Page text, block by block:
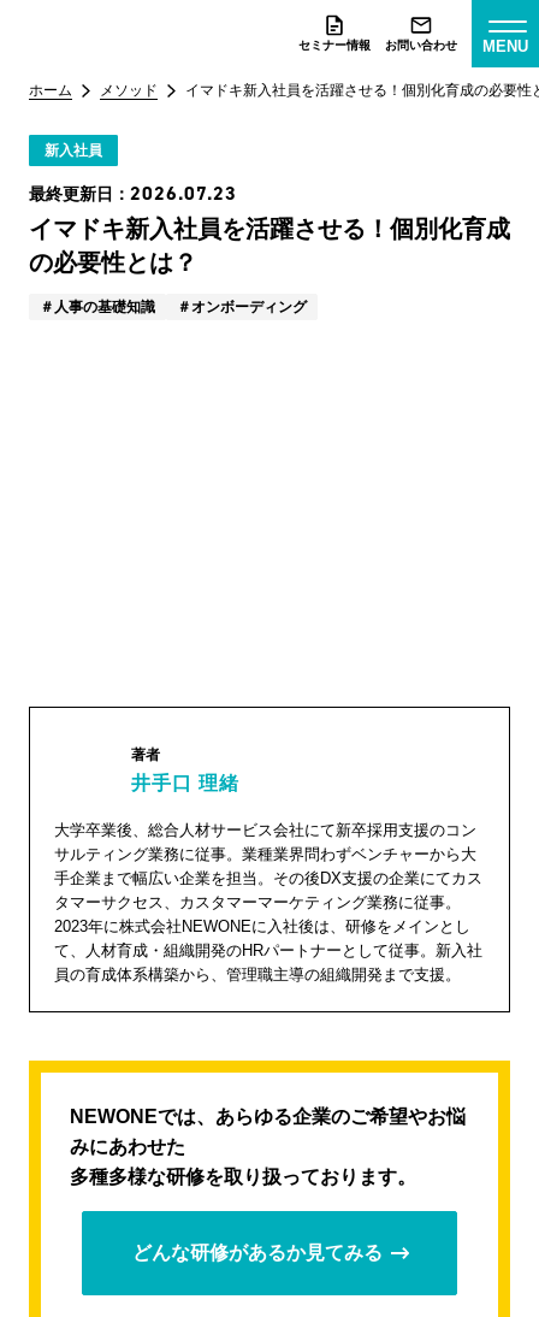
セミナー情報 お問い合わせ MENU
ホーム メソッド イマドキ新入社員を活躍させる！個別化育成の必要性
新入社員
最終更新日： 2026.07.23
イマドキ新入社員を活躍させる！個別化育成
の必要性とは？
人事の基礎知識 オンボーディング
井手口
理緒"
width="1
04"
height="
著者
井手口 理緒
大学卒業後、総合人材サービス会社にて新卒採用支援のコン
サルティング業務に従事。業種業界問わずベンチャーから大
手企業まで幅広い企業を担当。その後DX支援の企業にてカス
タマーサクセス、カスタマーマーケティング業務に従事。
2023年に株式会社NEWONEに入社後は、研修をメインとし
て、人材育成・組織開発のHRパートナーとして従事。新入社
員の育成体系構築から、管理職主導の組織開発まで支援。
NEWONEでは、あらゆる企業のご希望やお悩
みにあわせた
多種多様な研修を取り扱っております。
どんな研修があるか見てみる